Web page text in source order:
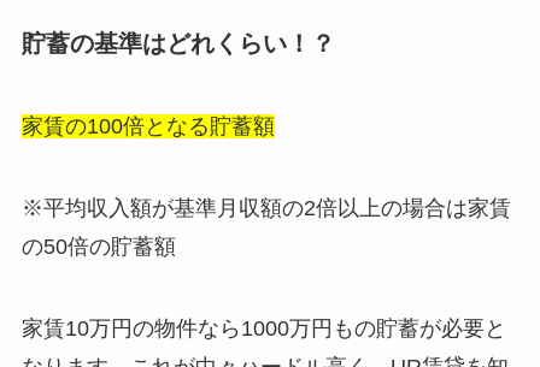
貯蓄の基準はどれくらい！？
家賃の100倍となる貯蓄額
※平均収入額が基準月収額の2倍以上の場合は家賃
の50倍の貯蓄額
家賃10万円の物件なら1000万円もの貯蓄が必要と